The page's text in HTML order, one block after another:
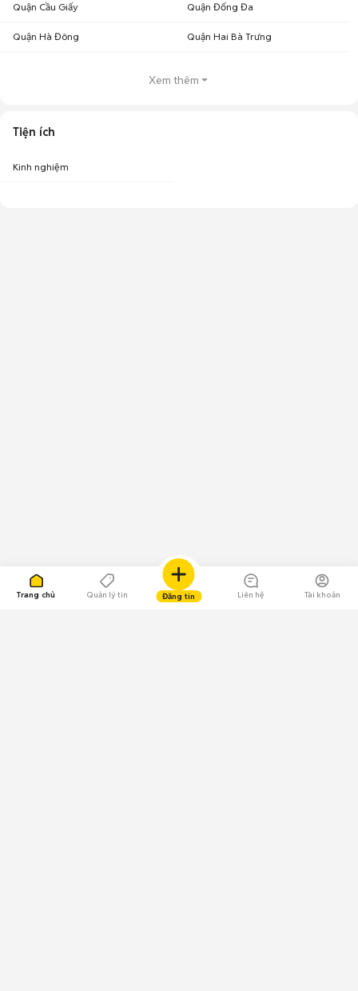
Trang chủ Quản lý tin Đăng tin Liên hệ Tài khoản
Quận Cầu Giấy Quận Đống Đa
Quận Hà Đông Quận Hai Bà Trưng
Xem thêm
Tiện ích
Kinh nghiệm